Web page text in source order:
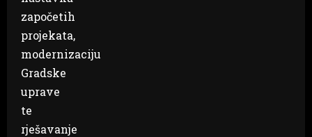
započetih
projekata,
modernizaciju
Gradske
uprave
te
rješavanje